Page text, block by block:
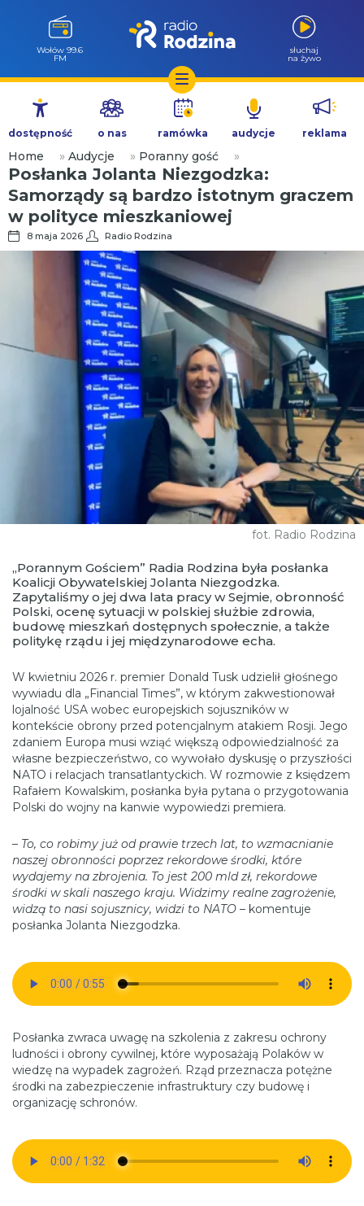
Przejdź
treści
Wołów 99.6
FM
słuchaj
na żywo
dostępność o nas ramówka audycje reklama
Home » Audycje » Poranny gość »
Posłanka Jolanta Niezgodzka:
Samorządy są bardzo istotnym graczem
w polityce mieszkaniowej
8 maja 2026 Radio Rodzina
fot. Radio Rodzina
„Porannym Gościem” Radia Rodzina była posłanka
Koalicji Obywatelskiej Jolanta Niezgodzka.
Zapytaliśmy o jej dwa lata pracy w Sejmie, obronność
Polski, ocenę sytuacji w polskiej służbie zdrowia,
budowę mieszkań dostępnych społecznie, a także
politykę rządu i jej międzynarodowe echa.
W kwietniu 2026 r. premier Donald Tusk udzielił głośnego
wywiadu dla „Financial Times”, w którym zakwestionował
lojalność USA wobec europejskich sojuszników w
kontekście obrony przed potencjalnym atakiem Rosji. Jego
zdaniem Europa musi wziąć większą odpowiedzialność za
własne bezpieczeństwo, co wywołało dyskusję o przyszłości
NATO i relacjach transatlantyckich. W rozmowie z księdzem
Rafałem Kowalskim, posłanka była pytana o przygotowania
Polski do wojny na kanwie wypowiedzi premiera.
– To, co robimy już od prawie trzech lat, to wzmacnianie
naszej obronności poprzez rekordowe środki, które
wydajemy na zbrojenia. To jest 200 mld zł, rekordowe
środki w skali naszego kraju. Widzimy realne zagrożenie,
widzą to nasi sojusznicy, widzi to NATO – komentuje
posłanka Jolanta Niezgodzka.
Posłanka zwraca uwagę na szkolenia z zakresu ochrony
ludności i obrony cywilnej, które wyposażają Polaków w
wiedzę na wypadek zagrożeń. Rząd przeznacza potężne
środki na zabezpieczenie infrastruktury czy budowę i
organizację schronów.